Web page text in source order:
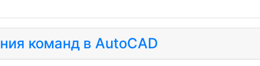
команд в AutoCAD